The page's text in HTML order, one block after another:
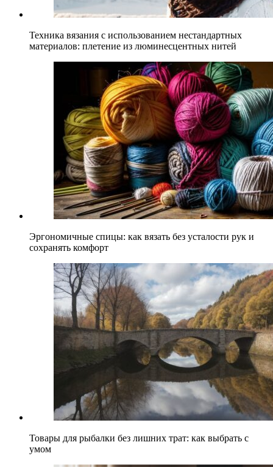
Техника вязания с использованием нестандартных
материалов: плетение из люминесцентных нитей
Эргономичные спицы: как вязать без усталости рук и
сохранять комфорт
Товары для рыбалки без лишних трат: как выбрать с
умом